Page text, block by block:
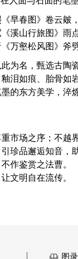
早春图》卷云皴
溪山行旅图》雨
万壑松风图》斧
为名，甄选古陶
泪如痕、胎骨如
的东方美学，淬
市场之序；不越
珍品邂逅知音，
作鉴赏之法曹。
文明自在流传。
ꁡ 图